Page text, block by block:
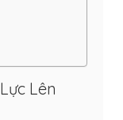
Lên